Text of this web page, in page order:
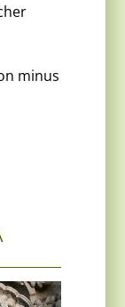
minus